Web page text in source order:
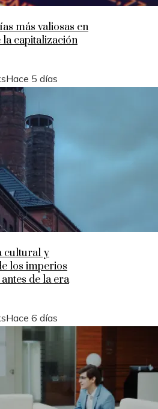
más valiosas en
la capitalización
Hace 5 días
cultural y
los imperios
de la era
Hace 6 días